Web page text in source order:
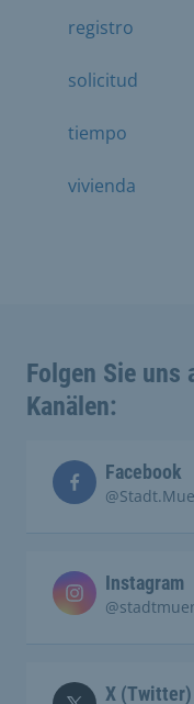
registro
solicitud
tiempo
vivienda
Folgen Sie uns
Kanälen:
Facebook
Instagram
X (Twitter)